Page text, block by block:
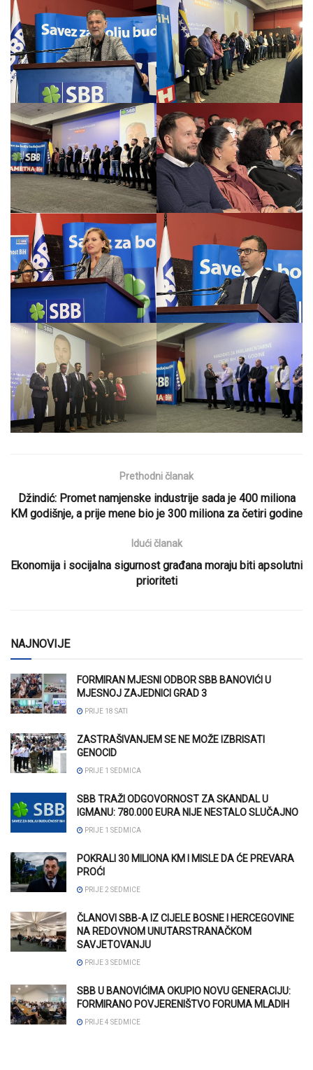
Prethodni članak
Džindić: Promet namjenske industrije sada je 400 miliona
KM godišnje, a prije mene bio je 300 miliona za četiri godine
Idući članak
Ekonomija i socijalna sigurnost građana moraju biti apsolutni
prioriteti
NAJNOVIJE
FORMIRAN MJESNI ODBOR SBB BANOVIĆI U
MJESNOJ ZAJEDNICI GRAD 3
PRIJE 18 SATI
ZASTRAŠIVANJEM SE NE MOŽE IZBRISATI
GENOCID
PRIJE 1 SEDMICA
SBB TRAŽI ODGOVORNOST ZA SKANDAL U
IGMANU: 780.000 EURA NIJE NESTALO SLUČAJNO
PRIJE 1 SEDMICA
POKRALI 30 MILIONA KM I MISLE DA ĆE PREVARA
PROĆI
PRIJE 2 SEDMICE
ČLANOVI SBB-A IZ CIJELE BOSNE I HERCEGOVINE
NA REDOVNOM UNUTARSTRANAČKOM
SAVJETOVANJU
PRIJE 3 SEDMICE
SBB U BANOVIĆIMA OKUPIO NOVU GENERACIJU:
FORMIRANO POVJERENIŠTVO FORUMA MLADIH
PRIJE 4 SEDMICE